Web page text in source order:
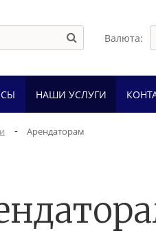
Валюта:
НАШИ УСЛУГИ
- Арендаторам